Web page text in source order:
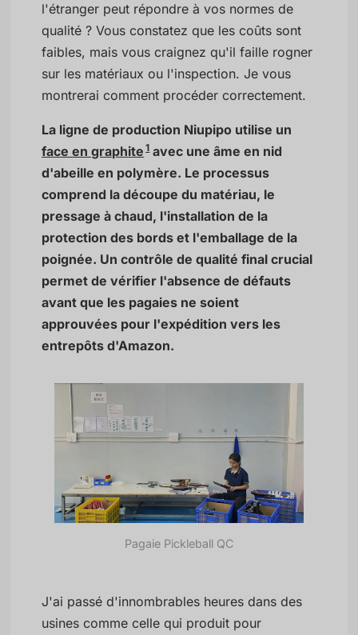
l'étranger peut répondre à vos normes de
qualité ? Vous constatez que les coûts sont
faibles, mais vous craignez qu'il faille rogner
sur les matériaux ou l'inspection. Je vous
montrerai comment procéder correctement.
La ligne de production Niupipo utilise un
face en graphite 1avec une âme en nid
d'abeille en polymère. Le processus
comprend la découpe du matériau, le
pressage à chaud, l'installation de la
protection des bords et l'emballage de la
poignée. Un contrôle de qualité final crucial
permet de vérifier l'absence de défauts
avant que les pagaies ne soient
approuvées pour l'expédition vers les
entrepôts d'Amazon.
Pagaie Pickleball QC
J'ai passé d'innombrables heures dans des
usines comme celle qui produit pour